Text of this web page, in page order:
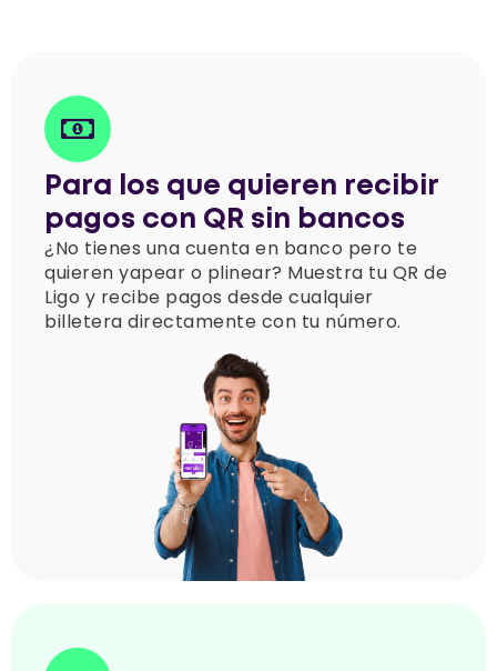
Para los que quieren recibir
pagos con QR sin bancos
¿No tienes una cuenta en banco pero te
quieren yapear o plinear? Muestra tu QR de
Ligo y recibe pagos desde cualquier
billetera directamente con tu número.